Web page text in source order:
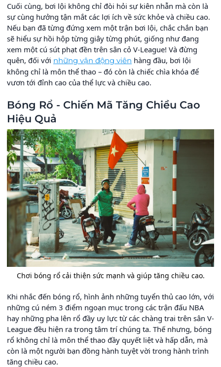
Cuối cùng, bơi lội không chỉ đòi hỏi sự kiên nhẫn mà còn là
sự cùng hưởng tận mắt các lợi ích về sức khỏe và chiều cao.
Nếu bạn đã từng đứng xem một trận bơi lội, chắc chắn bạn
sẽ hiểu sự hồi hộp từng giây từng phút, giống như đang
xem một cú sút phạt đền trên sân cỏ V-League! Và đừng
quên, đối với những vận động viên hàng đầu, bơi lội
không chỉ là môn thể thao – đó còn là chiếc chìa khóa để
vươn tới đỉnh cao của thể lực và chiều cao.
Bóng Rổ - Chiến Mã Tăng Chiều Cao
Hiệu Quả
Chơi bóng rổ cải thiện sức mạnh và giúp tăng chiều cao.
Khi nhắc đến bóng rổ, hình ảnh những tuyển thủ cao lớn, với
những cú ném 3 điểm ngoạn mục trong các trận đấu NBA
hay những pha lên rổ đầy uy lực từ các chàng trai trên sân V-
League đều hiện ra trong tâm trí chúng ta. Thế nhưng, bóng
rổ không chỉ là môn thể thao đầy quyết liệt và hấp dẫn, mà
còn là một người bạn đồng hành tuyệt vời trong hành trình
tăng chiều cao.